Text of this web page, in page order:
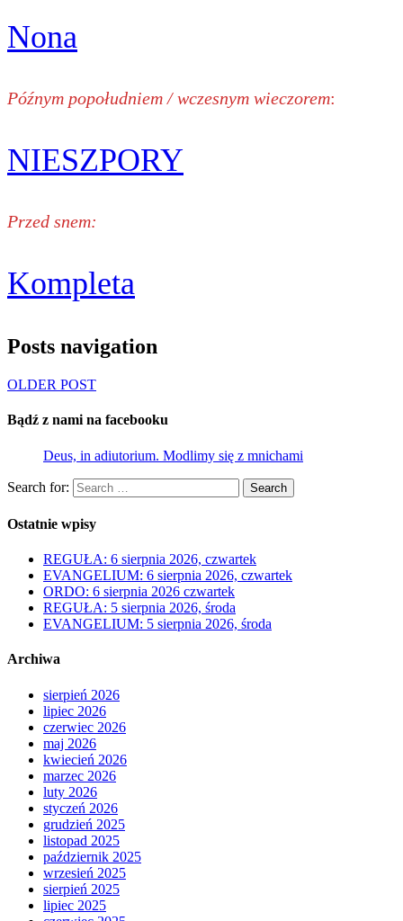
Nona
Późnym popołudniem / wczesnym wieczorem:
NIESZPORY
Przed snem:
Kompleta
Posts navigation
OLDER POST
Bądź z nami na facebooku
Deus, in adiutorium. Modlimy się z mnichami
Search for: Search
Ostatnie wpisy
REGUŁA: 6 sierpnia 2026, czwartek
EVANGELIUM: 6 sierpnia 2026, czwartek
ORDO: 6 sierpnia 2026 czwartek
REGUŁA: 5 sierpnia 2026, środa
EVANGELIUM: 5 sierpnia 2026, środa
Archiwa
sierpień 2026
lipiec 2026
czerwiec 2026
maj 2026
kwiecień 2026
marzec 2026
luty 2026
styczeń 2026
grudzień 2025
listopad 2025
październik 2025
wrzesień 2025
sierpień 2025
lipiec 2025